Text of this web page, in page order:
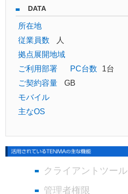
DATA
所在地
従業員数
人
拠点展開地域
ご利用部署
PC台数
1台
ご契約容量
GB
モバイル
主なOS
クライアントツール
管理者権限